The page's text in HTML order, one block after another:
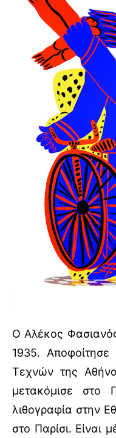
Ο Αλέκος
1935.
Τεχνών της
μετακόμισε στο
λιθογραφία στην
στο Παρίσι. Είναι